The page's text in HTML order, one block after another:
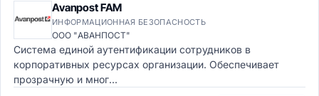
Avanpost FAM
ИНФОРМАЦИОННАЯ БЕЗОПАСНОСТЬ
ООО "АВАНПОСТ"
Система единой аутентификации сотрудников в
корпоративных ресурсах организации. Обеспечивает
прозрачную и мног...